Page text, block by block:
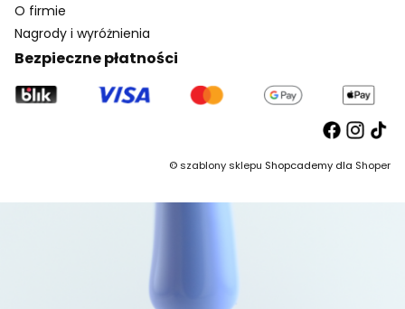
O firmie
Nagrody i wyróżnienia
Bezpieczne płatności
©szablony sklepu Shopcademy dla Shoper